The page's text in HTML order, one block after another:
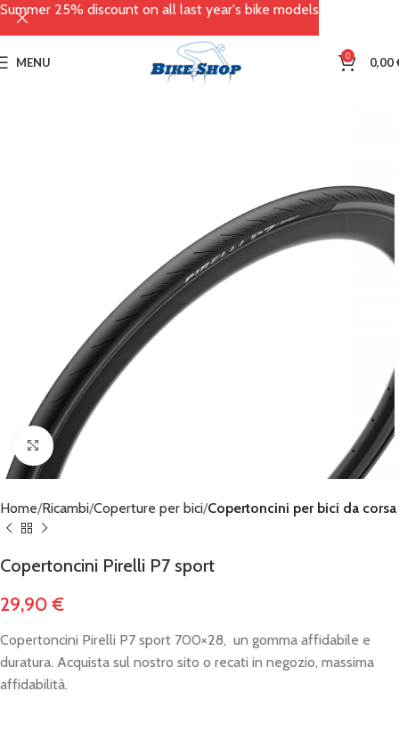
MENU 0 0,00
Click to enlarge
Home Ricambi Coperture per bici Copertoncini per bici da corsa
Copertoncini Pirelli P7 sport
29,90€
Copertoncini Pirelli P7 sport 700×28, un gomma affidabile e
duratura. Acquista sul nostro sito o recati in negozio, massima
affidabilità.
Summer 25% discount on all last year's bike models